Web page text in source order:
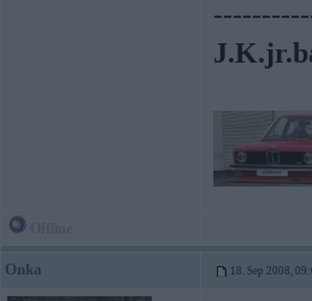
Onka 18. Sep 2008,